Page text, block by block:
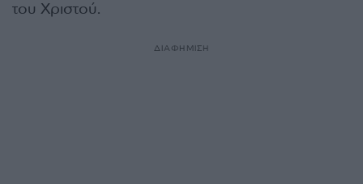
του Χριστού.
ΔΙΑΦΗΜΙΣΗ